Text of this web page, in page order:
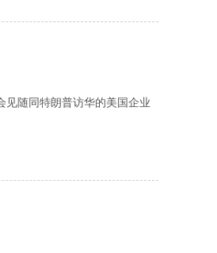
随同特朗普访华的美国企业